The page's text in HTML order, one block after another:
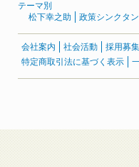
テーマ別
松下幸之助
政策シンクタ
会社案内 社会活動 採用募集
特定商取引法に基づく表示